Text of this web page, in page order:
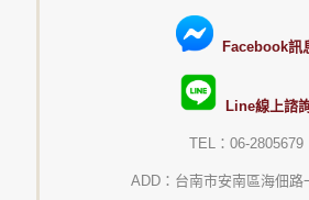
Facebook訊
Line線上諮
TEL：06-2805679
ADD：台南市安南區海佃路